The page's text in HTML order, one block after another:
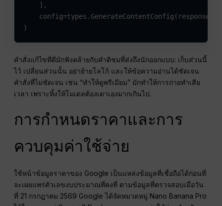
    ],
)
คำสั่งแก้ไขที่ดีมักฟังคล้ายกับคำติชมที่ส่งถึงนักออกแบบ: เก็บส่วนนี้
ไว้ เปลี่ยนส่วนนั้น อย่าย้ายโลโก้ และให้ข้อความอ่านได้ชัดเจน
คำสั่งที่ไม่ชัดเจน เช่น “ทำให้ดูพรีเมียม” มักทำให้การถ่ายทำเสีย
เวลา เพราะทิ้งให้โมเดลต้องเดาเองมากเกินไป.
การกำหนดราคาและการ
ควบคุมค่าใช้จ่าย
ใช้หน้าข้อมูลราคาของ Google เป็นแหล่งข้อมูลที่เชื่อถือได้ก่อนที่
จะเผยแพร่ตัวเลขงบประมาณที่คงที่ ตามข้อมูลที่ตรวจสอบเมื่อวัน
ที่ 21 กรกฎาคม 2569 Google ได้จัดหมวดหมู่ Nano Banana Pro